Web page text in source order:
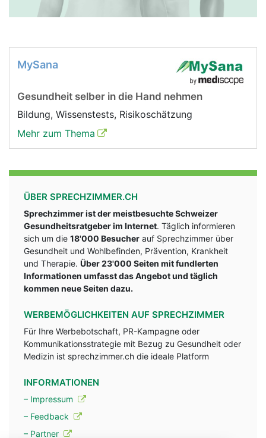
MySana
Gesundheit selber in die Hand nehmen
Bildung, Wissenstests, Risikoschätzung
Mehr zum Thema
ÜBER SPRECHZIMMER.CH
Sprechzimmer ist der meistbesuchte Schweizer
Gesundheitsratgeber im Internet. Täglich informieren
sich um die 18'000 Besucher auf Sprechzimmer über
Gesundheit und Wohlbefinden, Prävention, Krankheit
und Therapie. Über 23'000 Seiten mit fundlerten
Informationen umfasst das Angebot und täglich
kommen neue Seiten dazu.
WERBEMÖGLICHKEITEN AUF SPRECHZIMMER
Für Ihre Werbebotschaft, PR-Kampagne oder
Kommunikationsstrategie mit Bezug zu Gesundheit oder
Medizin ist sprechzimmer.ch die ideale Platform
INFORMATIONEN
– Impressum
– Feedback
– Partner